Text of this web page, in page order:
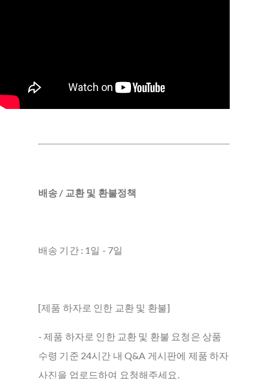
배송 / 교환 및 환불정책
배송 기간 : 1일 - 7일
[제품 하자로 인한 교환 및 환불]
- 제품 하자로 인한 교환 및 환불 요청은 상품
수령 기준 24시간 내 Q&A 게시판에 제품 하자
사진을 업로드하여 요청해주세요.